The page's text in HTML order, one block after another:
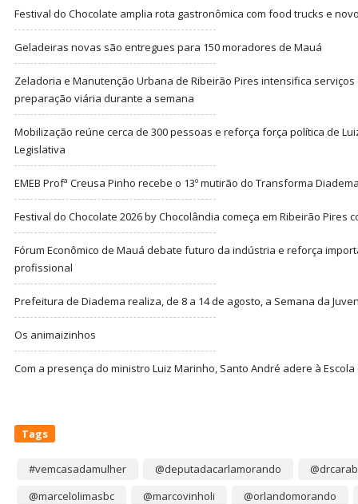
Festival do Chocolate amplia rota gastronômica com food trucks e
Geladeiras novas são entregues para 150 moradores de Mauá
Zeladoria e Manutenção Urbana de Ribeirão Pires intensifica
preparação viária durante a semana
Mobilização reúne cerca de 300 pessoas e reforça força política de
Legislativa
EMEB Profª Creusa Pinho recebe o 13º mutirão do Transforma
Festival do Chocolate 2026 by Chocolândia começa em Ribeirão Pires
Fórum Econômico de Mauá debate futuro da indústria e reforça
profissional
Prefeitura de Diadema realiza, de 8 a 14 de agosto, a Semana da
Os animaizinhos
Com a presença do ministro Luiz Marinho, Santo André adere à
Tags
#vemcasadamulher @deputadacarlamorando
@marcelolimasbc
@marcovinholi
@orlandomorando